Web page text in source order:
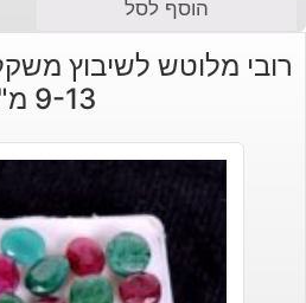
הוסף לסל
9-13 מ"מ